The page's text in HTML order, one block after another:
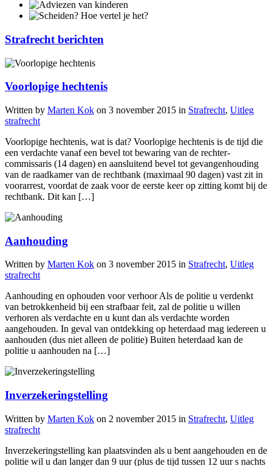
Strafrecht berichten
Voorlopige hechtenis
Written by Marten Kok on 3 november 2015 in Strafrecht, Uitleg
strafrecht
Voorlopige hechtenis, wat is dat? Voorlopige hechtenis is de tijd die
een verdachte vanaf een bevel tot bewaring van de rechter-
commissaris (14 dagen) en aansluitend bevel tot gevangenhouding
van de raadkamer van de rechtbank (maximaal 90 dagen) vast zit in
voorarrest, voordat de zaak voor de eerste keer op zitting komt bij de
rechtbank. Dit kan […]
Aanhouding
Written by Marten Kok on 3 november 2015 in Strafrecht, Uitleg
strafrecht
Aanhouding en ophouden voor verhoor Als de politie u verdenkt
van betrokkenheid bij een strafbaar feit, zal de politie u willen
verhoren als verdachte en u kunt dan als verdachte worden
aangehouden. In geval van ontdekking op heterdaad mag iedereen u
aanhouden (dus niet alleen de politie) Buiten heterdaad kan de
politie u aanhouden na […]
Inverzekeringstelling
Written by Marten Kok on 2 november 2015 in Strafrecht, Uitleg
strafrecht
Inverzekeringstelling kan plaatsvinden als u bent aangehouden en de
politie wil u dan langer dan 9 uur (plus de tijd tussen 12 uur s nachts